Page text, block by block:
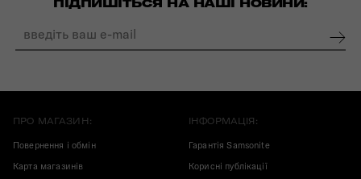
ПІДПИШІТЬСЯ НА НАШІ НОВИНИ:
ПРО МАГАЗИН:
Повернення і обмін
Карта магазинів
ІНФОРМАЦІЯ:
Гарантія Samsonite
Корисні публікації